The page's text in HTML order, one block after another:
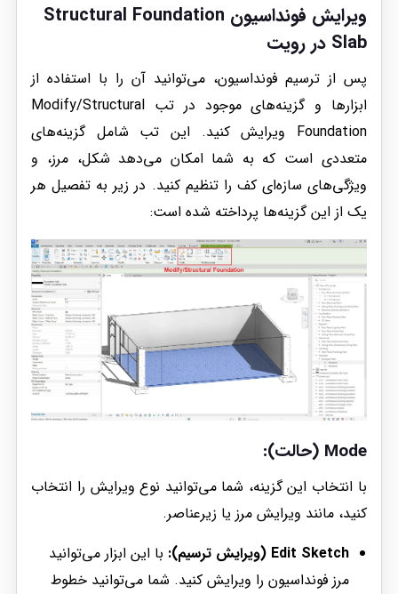
ویرایش فونداسیون Structural Foundation
Slab در رویت
پس از ترسیم فونداسیون، می‌توانید آن را با استفاده از
ابزارها و گزینه‌های موجود در تب Modify/Structural
Foundation ویرایش کنید. این تب شامل گزینه‌های
متعددی است که به شما امکان می‌دهد شکل، مرز، و
ویژگی‌های سازه‌ای کف را تنظیم کنید. در زیر به تفصیل هر
یک از این گزینه‌ها پرداخته شده است:
Mode (حالت) :
با انتخاب این گزینه، شما می‌توانید نوع ویرایش را انتخاب
کنید، مانند ویرایش مرز یا زیرعناصر.
Edit Sketch (ویرایش ترسیم):
با این ابزار می‌توانید
مرز فونداسیون را ویرایش کنید. شما می‌توانید خطوط